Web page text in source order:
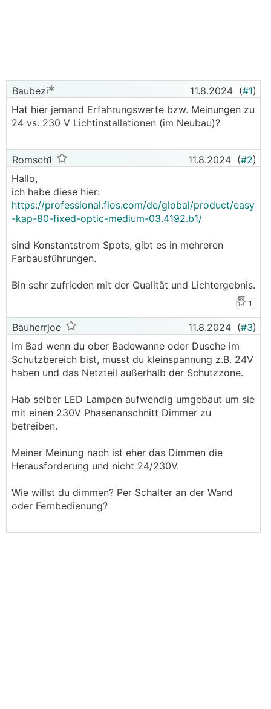
Baubezi 11.8.2024 (#1)
Hat hier jemand Erfahrungswerte bzw. Meinungen zu
24 vs. 230 V Lichtinstallationen (im Neubau)?
Romsch1 11.8.2024 (#2)
Hallo,
ich habe diese hier:
https://professional.flos.com/de/global/product/easy
-kap-80-fixed-optic-medium-03.4192.b1/
sind Konstantstrom Spots, gibt es in mehreren
Farbausführungen.
Bin sehr zufrieden mit der Qualität und Lichtergebnis.
1
Bauherrjoe 11.8.2024 (#3)
Im Bad wenn du ober Badewanne oder Dusche im
Schutzbereich bist, musst du kleinspannung z.B. 24V
haben und das Netzteil außerhalb der Schutzzone.
Hab selber LED Lampen aufwendig umgebaut um sie
mit einen 230V Phasenanschnitt Dimmer zu
betreiben.
Meiner Meinung nach ist eher das Dimmen die
Herausforderung und nicht 24/230V.
Wie willst du dimmen? Per Schalter an der Wand
oder Fernbedienung?